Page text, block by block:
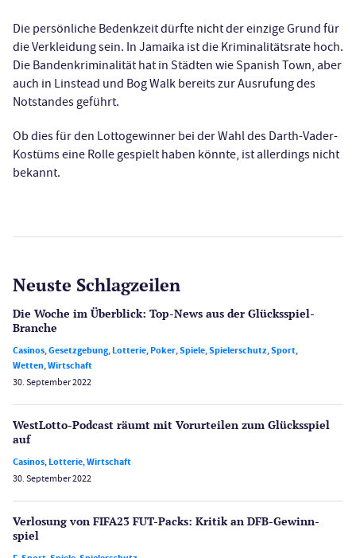
Die persönliche Bedenkzeit dürfte nicht der einzige Grund für
die Verkleidung sein. In Jamaika ist die Kriminalitätsrate hoch.
Die Bandenkriminalität hat in Städten wie Spanish Town, aber
auch in Linstead und Bog Walk bereits zur Ausrufung des
Notstandes geführt.
Ob dies für den Lottogewinner bei der Wahl des Darth-Vader-
Kostüms eine Rolle gespielt haben könnte, ist allerdings nicht
bekannt.
Neuste Schlagzeilen
Die Woche im Überblick: Top-News aus der Glücksspiel-
Branche
Casinos,Gesetzgebung,Lotterie,Poker,Spiele,Spielerschutz,Sport,
Wetten,Wirtschaft
30. September 2022
WestLotto-Podcast räumt mit Vorurteilen zum Glücksspiel
auf
Casinos,Lotterie,Wirtschaft
30. September 2022
Verlosung von FIFA23 FUT-Packs: Kritik an DFB-Gewinn­
spiel